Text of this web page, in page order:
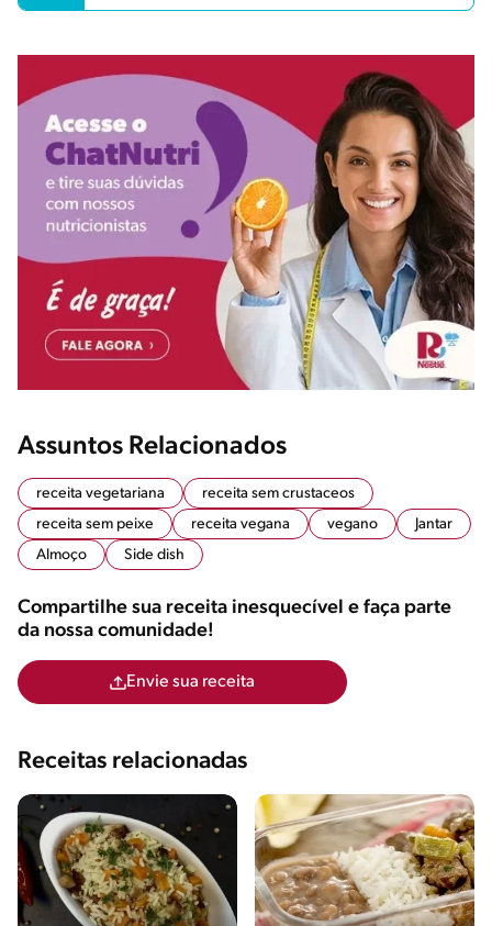
Assuntos Relacionados
receita vegetariana
receita sem crustaceos
receita sem peixe
receita vegana vegano
Jantar
Almoço
Side dish
Compartilhe sua receita inesquecível e faça parte
da nossa comunidade!
Envie sua receita
Receitas relacionadas